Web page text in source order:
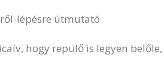
lépésre útmutató
hogy repülő is legyen belőle,